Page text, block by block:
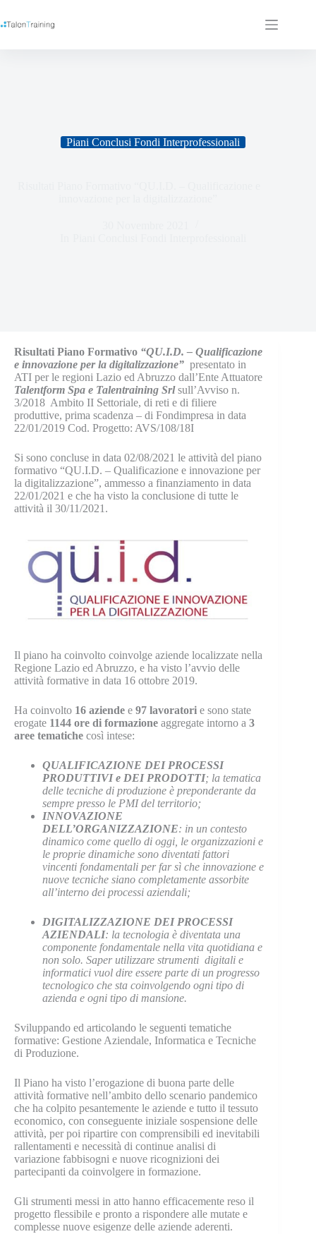
Piani Conclusi Fondi Interprofessionali
Risultati Piano Formativo “QU.I.D. – Qualificazione
e innovazione per la digitalizzazione” presentato in
ATI per le regioni Lazio ed Abruzzo dall’Ente Attuatore
Talentform Spa e Talentraining Srlsull’Avviso n.
3/2018 Ambito II Settoriale, di reti e di filiere
produttive, prima scadenza – di Fondimpresa in data
22/01/2019 Cod. Progetto: AVS/108/18I
Si sono concluse in data 02/08/2021 le attività del piano
formativo “QU.I.D. – Qualificazione e innovazione per
la digitalizzazione”, ammesso a finanziamento in data
22/01/2021 e che ha visto la conclusione di tutte le
attività il 30/11/2021.
Il piano ha coinvolto coinvolge aziende localizzate nella
Regione Lazio ed Abruzzo, e ha visto l’avvio delle
attività formative in data 16 ottobre 2019.
Ha coinvolto 16 aziende e 97 lavoratori e sono state
erogate 1144 ore di formazione aggregate intorno a 3
aree tematiche così intese:
QUALIFICAZIONE DEI PROCESSI
PRODUTTIVI e DEI PRODOTTI; la tematica
delle tecniche di produzione è preponderante da
sempre presso le PMI del territorio;
INNOVAZIONE
DELL’ORGANIZZAZIONE: in un contesto
dinamico come quello di oggi, le organizzazioni e
le proprie dinamiche sono diventati fattori
vincenti fondamentali per far sì che innovazione e
nuove tecniche siano completamente assorbite
all’interno dei processi aziendali;
DIGITALIZZAZIONE DEI PROCESSI
AZIENDALI: la tecnologia è diventata una
componente fondamentale nella vita quotidiana e
non solo. Saper utilizzare strumenti digitali e
informatici vuol dire essere parte di un progresso
tecnologico che sta coinvolgendo ogni tipo di
azienda e ogni tipo di mansione.
Sviluppando ed articolando le seguenti tematiche
formative: Gestione Aziendale, Informatica e Tecniche
di Produzione.
Il Piano ha visto l’erogazione di buona parte delle
attività formative nell’ambito dello scenario pandemico
che ha colpito pesantemente le aziende e tutto il tessuto
economico, con conseguente iniziale sospensione delle
attività, per poi ripartire con comprensibili ed inevitabili
rallentamenti e necessità di continue analisi di
variazione fabbisogni e nuove ricognizioni dei
partecipanti da coinvolgere in formazione.
Gli strumenti messi in atto hanno efficacemente reso il
progetto flessibile e pronto a rispondere alle mutate e
complesse nuove esigenze delle aziende aderenti.